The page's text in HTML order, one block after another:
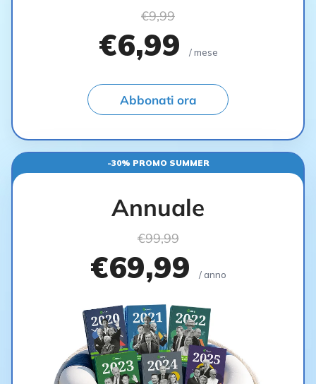
€9,99
€6,99 / mese
Abbonati ora
-30% PROMO SUMMER
Annuale
€99,99
€69,99 / anno